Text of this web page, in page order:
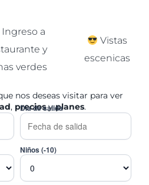
Ingreso a
y
verdes
Vistas
escenicas
nos deseas visitar para ver
, preciosyplanes.
Día de salida
Niños (-10)